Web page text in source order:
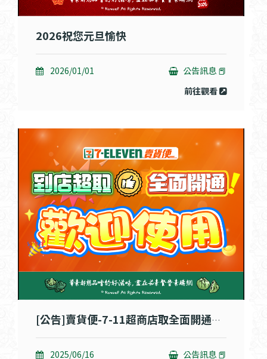
2026祝您元旦愉快
2026/01/01
公告訊息 📕
前往觀看
[公告]賣貨便-7-11超商店取全面開通囉!!
2025/06/16 公告訊息 📕